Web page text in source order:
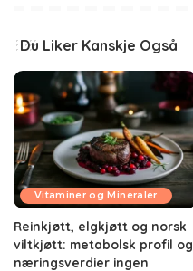
Du Liker Kanskje Også
Vitaminer og Mineraler
Reinkjøtt, elgkjøtt og norsk
viltkjøtt: metabolsk profil og
næringsverdier ingen